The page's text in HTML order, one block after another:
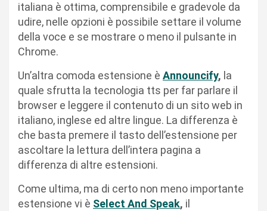
italiana è ottima, comprensibile e gradevole da
udire, nelle opzioni è possibile settare il volume
della voce e se mostrare o meno il pulsante in
Chrome.
Un’altra comoda estensione è Announcify, la
quale sfrutta la tecnologia tts per far parlare il
browser e leggere il contenuto di un sito web in
italiano, inglese ed altre lingue. La differenza è
che basta premere il tasto dell’estensione per
ascoltare la lettura dell’intera pagina a
differenza di altre estensioni.
Come ultima, ma di certo non meno importante
estensione vi è Select And Speak, il